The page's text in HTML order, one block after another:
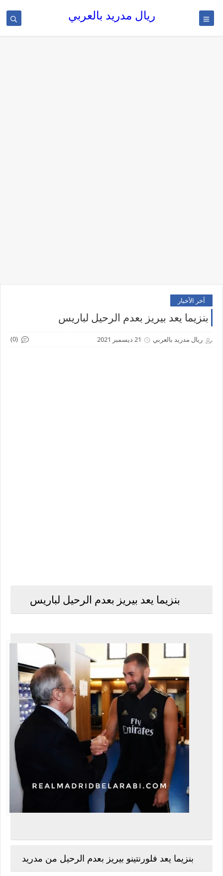
ريال مدريد بالعربي
آخر الأخبار
بنزيما يعد بيريز بعدم الرحيل لباريس
ريال مدريد بالعربي 21 ديسمبر 2021 (0)
بنزيما يعد بيريز بعدم الرحيل لباريس
بنزيما يعد فلورنتينو بيريز بعدم الرحيل من مدريد